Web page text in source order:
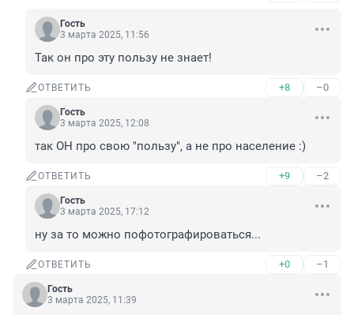
Гость
3 марта 2025, 11:56
Так он про эту пользу не знает!
ОТВЕТИТЬ +8 –0
Гость
3 марта 2025, 12:08
так ОН про свою "пользу", а не про население :)
ОТВЕТИТЬ +9 –2
Гость
3 марта 2025, 17:12
ну за то можно пофотографироваться...
ОТВЕТИТЬ +0 –1
Гость
3 марта 2025, 11:39